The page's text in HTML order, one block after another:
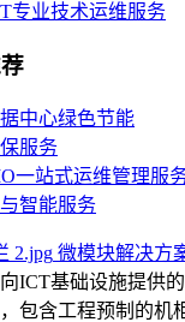
专业技术运维服务
中心绿色节能
服务
一站式运维管理服
智能服务
微模块解决方
ICT基础设施提供
包含工程预制的机